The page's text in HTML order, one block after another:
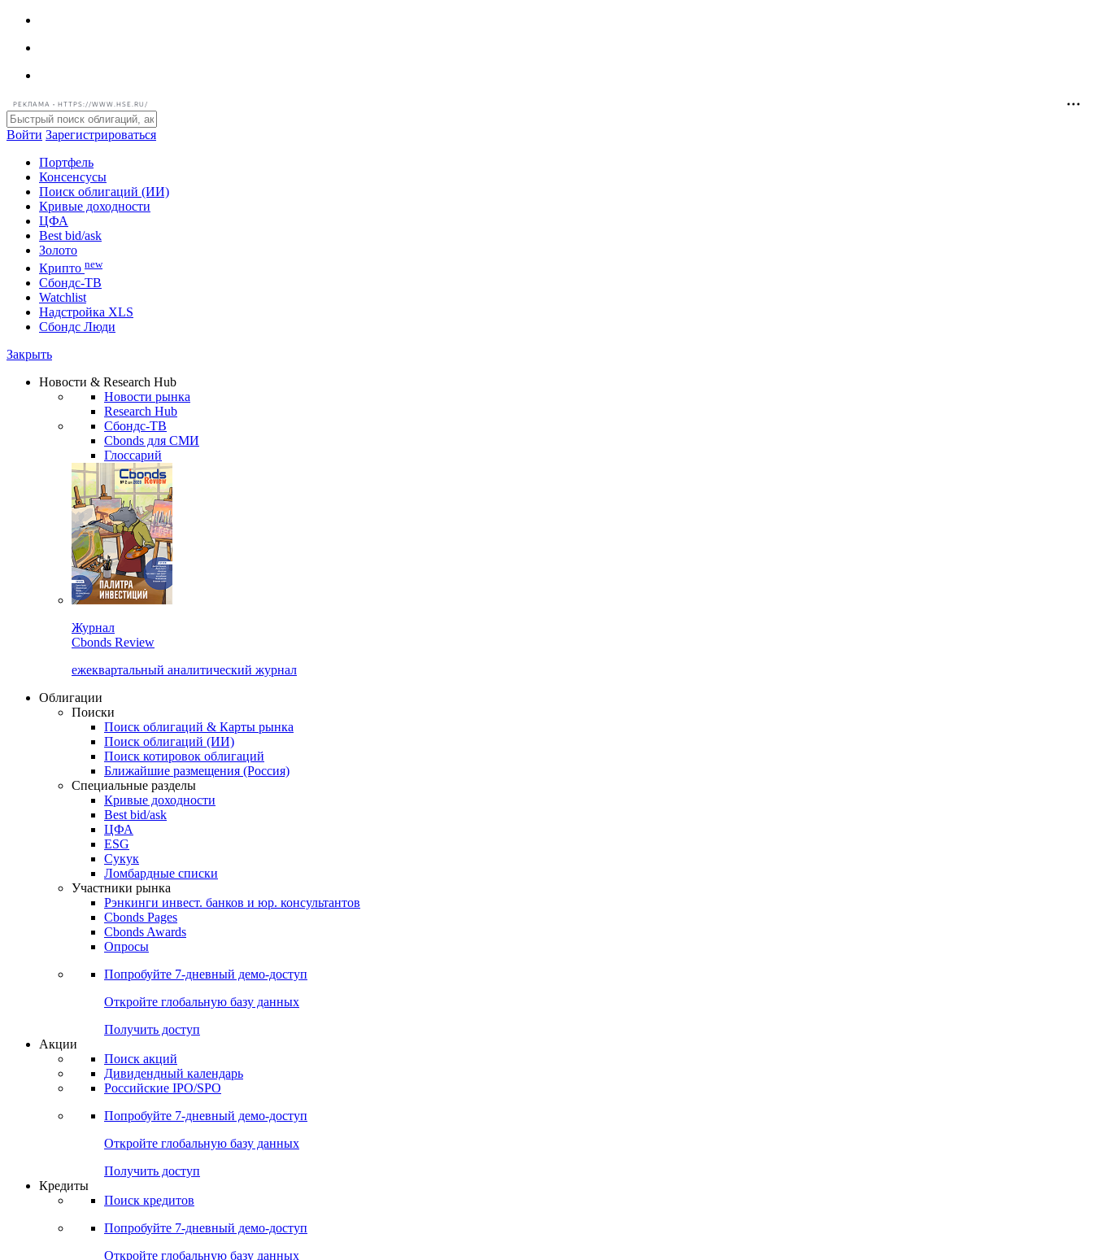
РЕКЛАМА • HTTPS://WWW.HSE.RU/
Войти Зарегистрироваться
Портфель
Консенсусы
Поиск облигаций (ИИ)
Кривые доходности
ЦФА
Best bid/ask
Золото
Криптоnew
Сбондс-ТВ
Надстройка XLS
Сбондс Люди
Новости & Research Hub
Новости рынка
Research Hub
Сбондс-ТВ
Cbonds для СМИ
Глоссарий
Журнал
Cbonds Review
ежеквартальный аналитический журнал
Облигации
Поиски
Поиск облигаций & Карты рынка
Поиск облигаций (ИИ)
Поиск котировок облигаций
Ближайшие размещения (Россия)
Специальные разделы
Кривые доходности
Best bid/ask
ЦФА
ESG
Сукук
Ломбардные списки
Участники рынка
Рэнкинги инвест. банков и юр. консультантов
Cbonds Pages
Cbonds Awards
Опросы
Попробуйте7-дневный
Откройте глобальную базу данных
Получить доступ
Акции
Поиск акций
Дивидендный календарь
Российские IPO/SPO
Попробуйте7-дневный
Откройте глобальную базу данных
Получить доступ
Кредиты
Поиск кредитов